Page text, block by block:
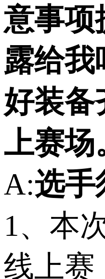
意事项
露给我
好装备
上赛场
A:选手
1、本
线上赛